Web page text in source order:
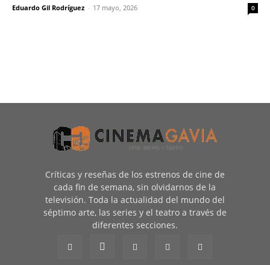
Eduardo Gil Rodríguez - 17 mayo, 2026 0
Críticas y reseñas de los estrenos de cine de
cada fin de semana, sin olvidarnos de la
televisión. Toda la actualidad del mundo del
séptimo arte, las series y el teatro a través de
diferentes secciones.